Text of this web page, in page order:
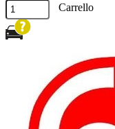
Carrello